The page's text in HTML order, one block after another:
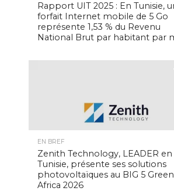
Rapport UIT 2025 : En Tunisie,
forfait Internet mobile de 5 Go
représente 1,53 % du Revenu
National Brut par habitant par
EN BREF
Zenith Technology, LEADER en
Tunisie, présente ses solutions
photovoltaïques au BIG 5 Green
Africa 2026